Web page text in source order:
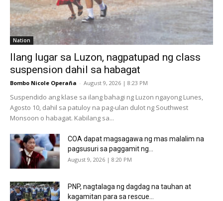
Nation
Ilang lugar sa Luzon, nagpatupad ng class
suspension dahil sa habagat
Bombo Nicole Operaña - August 9, 2026 | 8:23 PM
Suspendido ang klase sa ilang bahagi ng Luzon ngayong Lunes,
Agosto 10, dahil sa patuloy na pag-ulan dulot ng Southwest
Monsoon o habagat. Kabilang sa...
COA dapat magsagawa ng mas malalim na
pagsusuri sa paggamit ng...
August 9, 2026 | 8:20 PM
PNP, nagtalaga ng dagdag na tauhan at
kagamitan para sa rescue...